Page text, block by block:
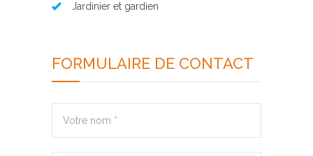
Jardinier et gardien
FORMULAIRE DE CONTACT